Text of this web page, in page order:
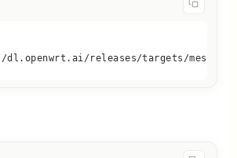
releases/targets/meson/